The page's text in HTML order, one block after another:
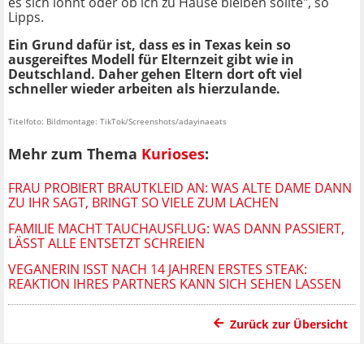
Lipps.
Ein Grund dafür ist, dass es in Texas kein so
ausgereiftes Modell für Elternzeit gibt wie in
Deutschland. Daher gehen Eltern dort oft viel
schneller wieder arbeiten als hierzulande.
Titelfoto: Bildmontage: TikTok/Screenshots/adayinaeats
Mehr zum Thema Kurioses:
FRAU PROBIERT BRAUTKLEID AN: WAS ALTE DAME DANN
ZU IHR SAGT, BRINGT SO VIELE ZUM LACHEN
FAMILIE MACHT TAUCHAUSFLUG: WAS DANN PASSIERT,
LÄSST ALLE ENTSETZT SCHREIEN
VEGANERIN ISST NACH 14 JAHREN ERSTES STEAK:
REAKTION IHRES PARTNERS KANN SICH SEHEN LASSEN
Zurück zur Übersicht